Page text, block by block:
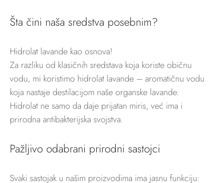
Šta čini naša sredstva posebnim?
Hidrolat lavande kao osnova!
Za razliku od klasičnih sredstava koja koriste običnu
vodu, mi koristimo hidrolat lavande – aromatičnu vodu
koja nastaje destilacijom naše organske lavande.
Hidrolat ne samo da daje prijatan miris, već ima i
prirodna antibakterijska svojstva.
Pažljivo odabrani prirodni sastojci
Svaki sastojak u našim proizvodima ima jasnu funkciju: